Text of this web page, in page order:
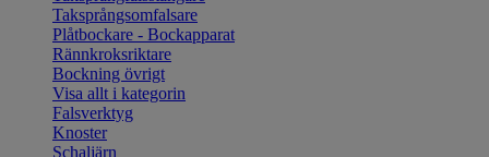
Taksprångsomfalsare
Plåtbockare - Bockapparat
Rännkroksriktare
Bockning övrigt
Visa allt i kategorin
Falsverktyg
Knoster
Schaljärn